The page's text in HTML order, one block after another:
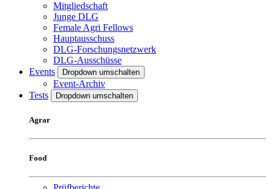
Mitgliedschaft
Junge DLG
Female Agri Fellows
Hauptausschuss
DLG-Forschungsnetzwerk
DLG-Ausschüsse
Events
Dropdown umschalten
Event-Archiv
Tests
Dropdown umschalten
Agrar
Food